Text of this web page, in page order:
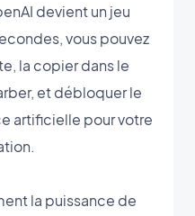
devient un jeu
vous pouvez
la copier dans le
et débloquer le
artificielle pour votre
la puissance de